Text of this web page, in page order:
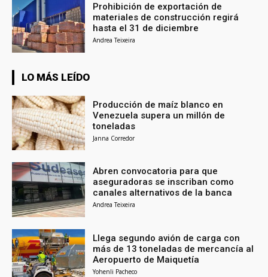
Prohibición de exportación de
materiales de construcción regirá
hasta el 31 de diciembre
Andrea Teixeira
LO MÁS LEÍDO
Producción de maíz blanco en
Venezuela supera un millón de
toneladas
Janna Corredor
Abren convocatoria para que
aseguradoras se inscriban como
canales alternativos de la banca
Andrea Teixeira
Llega segundo avión de carga con
más de 13 toneladas de mercancía al
Aeropuerto de Maiquetía
Yohenli Pacheco